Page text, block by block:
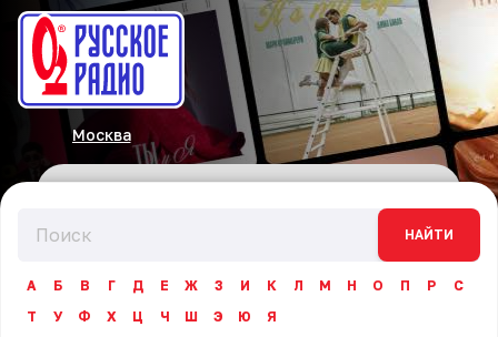
Москва
НАЙТИ
А Б В Г Д Е Ж З И К Л М Н О П Р
С
Т
У Ф Х Ц Ч Ш Э Ю
Я